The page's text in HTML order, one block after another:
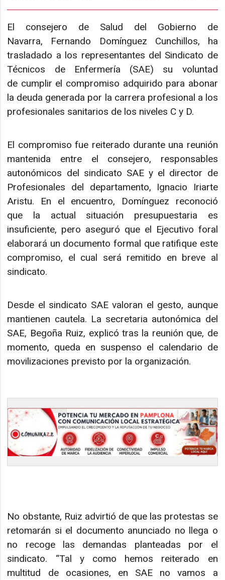
El consejero de Salud del Gobierno de
Navarra, Fernando Domínguez Cunchillos, ha
trasladado a los representantes del Sindicato de
Técnicos de Enfermería (SAE) su voluntad
de cumplir el compromiso adquirido para abonar
la deuda generada por la carrera profesional a los
profesionales sanitarios de los niveles C y D.
El compromiso fue reiterado durante una reunión
mantenida entre el consejero, responsables
autonómicos del sindicato SAE y el director de
Profesionales del departamento, Ignacio Iriarte
Aristu. En el encuentro, Domínguez reconoció
que la actual situación presupuestaria es
insuficiente, pero aseguró que el Ejecutivo foral
elaborará un documento formal que ratifique este
compromiso, el cual será remitido en breve al
sindicato.
Desde el sindicato SAE valoran el gesto, aunque
mantienen cautela. La secretaria autonómica del
SAE, Begoña Ruiz, explicó tras la reunión que, de
momento, queda en suspenso el calendario de
movilizaciones previsto por la organización.
No obstante, Ruiz advirtió de que las protestas se
retomarán si el documento anunciado no llega o
no recoge las demandas planteadas por el
sindicato. “Tal y como hemos reiterado en
multitud de ocasiones, en SAE no vamos a